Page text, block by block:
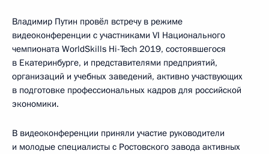
Владимир Путин провёл встречу в режиме
видеоконференции с участниками VI Национального
чемпионата WorldSkills Hi-Tech 2019, состоявшегося
в Екатеринбурге, и представителями предприятий,
организаций и учебных заведений, активно участвующих
в подготовке профессиональных кадров для российской
экономики.
В видеоконференции приняли участие руководители
и молодые специалисты с Ростовского завода активных